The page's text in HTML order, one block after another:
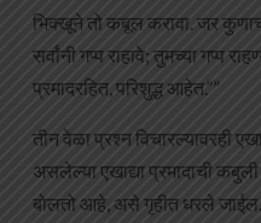
भिक्खूने तो कबूल करावा. जर
सर्वांनी गप्प राहावे; तुमच्या गप्प
प्रमादरहित, परिशुद्ध आहेत.””
तीन वेळा प्रश्न विचारल्यावरही
असलेल्या एखाद्या प्रमादाची
बोलतो आहे, असे गृहीत धरले